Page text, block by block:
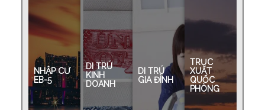
NHẬP CƯ
EB-5
DI TRÚ
KINH
DOANH
DI TRÚ
GIA ĐÌNH
TRỤC
XUẤT
QUỐC
PHÒNG